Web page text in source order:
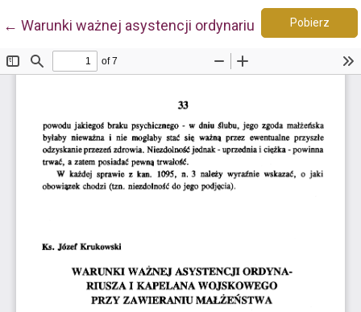
← Wróć do szczegółów artykułu
Warunki ważnej asystencji ordynariusza i kapelana
Pobierz